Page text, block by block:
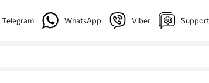
Telegram WhatsApp Viber Support